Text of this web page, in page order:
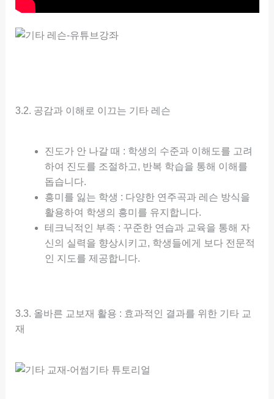
3.2. 공감과 이해로 이끄는 기타 레슨
진도가 안 나갈 때 : 학생의 수준과 이해도를 고려
하여 진도를 조절하고, 반복 학습을 통해 이해를
돕습니다.
흥미를 잃는 학생 : 다양한 연주곡과 레슨 방식을
활용하여 학생의 흥미를 유지합니다.
테크닉적인 부족 : 꾸준한 연습과 교육을 통해 자
신의 실력을 향상시키고, 학생들에게 보다 전문적
인 지도를 제공합니다.
3.3. 올바른 교보재 활용 : 효과적인 결과를 위한 기타 교
재